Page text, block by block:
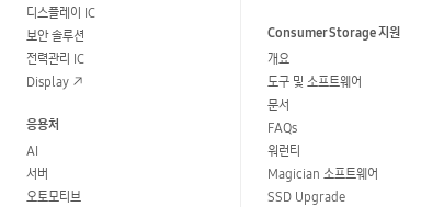
디스플레이 IC
보안 솔루션
전력관리 IC
Display
응용처
AI
서버
오토모티브
Consumer Storage 지원
개요
도구 및 소프트웨어
문서
FAQs
워런티
Magician 소프트웨어
SSD Upgrade